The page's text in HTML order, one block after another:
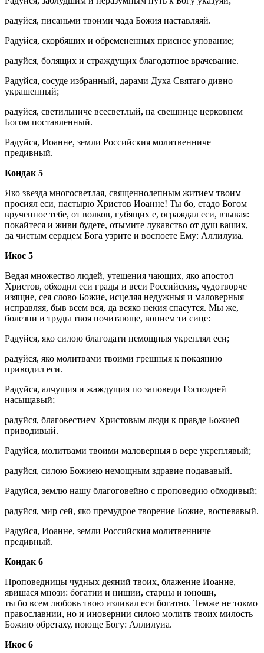
радуйся, писаньми твоими чада Божия наставляяй.
Радуйся, скорбящих и обремененных присное упование;
радуйся, болящих и страждущих благодатное врачевание.
Радуйся, сосуде избранный, дарами Духа Святаго дивно
украшенный;
радуйся, светильниче всесветлый, на свещнице церковнем
Богом поставленный.
Радуйся, Иоанне, земли Российския молитвенниче
предивный.
Кондак 5
Яко звезда многосветлая, священнолепным житием твоим
просиял еси, пастырю Христов Иоанне! Ты бо, стадо Богом
врученное тебе, от волков, губящих е, ограждал еси, взывая:
покайтеся и живи будете, отымите лукавство от душ ваших,
да чистым сердцем Бога узрите и воспоете Ему: Аллилуиа.
Икос 5
Ведая множество людей, утешения чающих, яко апостол
Христов, обходил еси грады и веси Российския, чудотворче
изящне, сея слово Божие, исцеляя недужныя и маловерныя
исправляя, быв всем вся, да всяко некия спасутся. Мы же,
болезни и труды твоя почитающе, вопием ти сице:
Радуйся, яко силою благодати немощныя укреплял еси;
радуйся, яко молитвами твоими грешныя к покаянию
приводил еси.
Радуйся, алчущия и жаждущия по заповеди Господней
насыщавый;
радуйся, благовестием Христовым люди к правде Божией
приводивый.
Радуйся, молитвами твоими маловерныя в вере укреплявый;
радуйся, силою Божиею немощным здравие подававый.
Радуйся, землю нашу благоговейно с проповедию обходивый;
радуйся, мир сей, яко премудрое творение Божие, воспевавый.
Радуйся, Иоанне, земли Российския молитвенниче
предивный.
Кондак 6
Проповедницы чудных деяний твоих, блаженне Иоанне,
явишася мнози: богатии и нищии, старцы и юноши,
ты бо всем любовь твою изливал еси богатно. Темже не токмо
православнии, но и иновернии силою молитв твоих милость
Божию обретаху, поюще Богу: Аллилуиа.
Икос 6